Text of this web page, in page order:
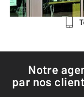
Notre
par nos